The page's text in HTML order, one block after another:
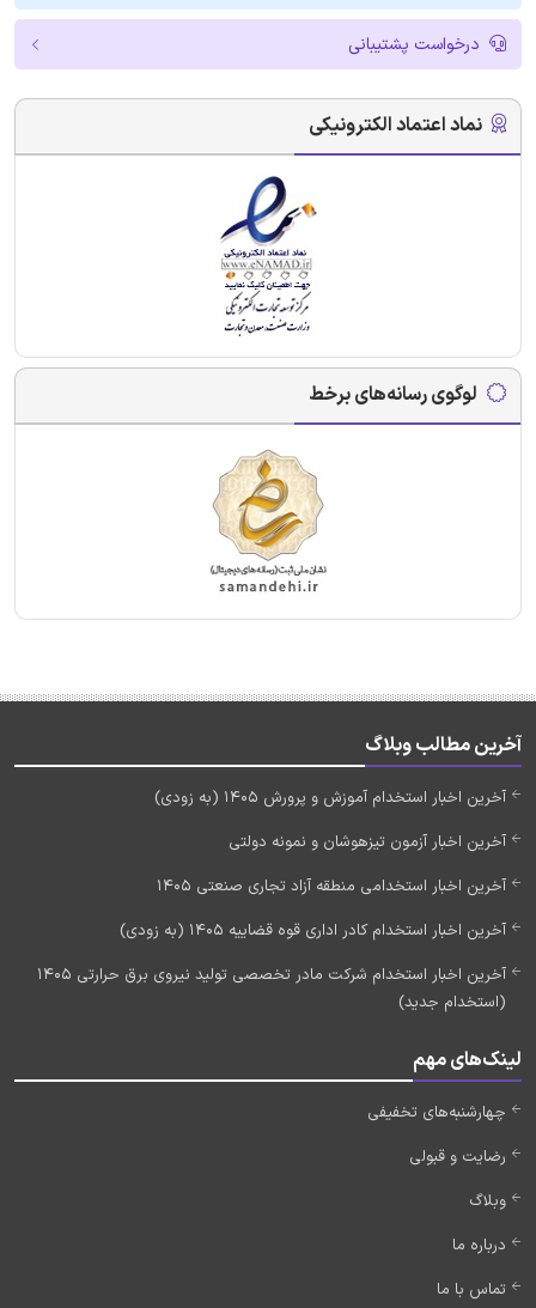
درخواست پشتیبانی
نماد اعتماد الکترونیکی
لوگوی رسانه‌های برخط
آخرین مطالب وبلاگ
آخرین اخبار استخدام آموزش و پرورش 1405 (به زودی)
آخرین اخبار آزمون تیزهوشان و نمونه دولتی
آخرین اخبار استخدامی منطقه آزاد تجاری صنعتی 1405
آخرین اخبار استخدام کادر اداری قوه قضاییه 1405 (به زودی)
آخرین اخبار استخدام شرکت مادر تخصصی تولید نیروی برق حرارتی 1405
(استخدام جدید)
لینک‌های مهم
چهارشنبه‌های تخفیفی
رضایت و قبولی
وبلاگ
درباره ما
تماس با ما